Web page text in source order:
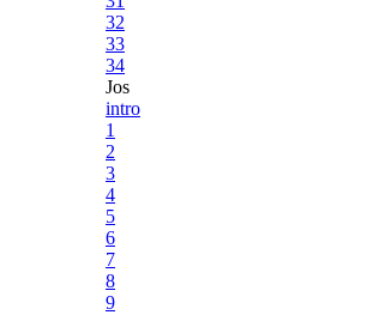
32
33
34
Jos
intro
1
2
3
4
5
6
7
8
9